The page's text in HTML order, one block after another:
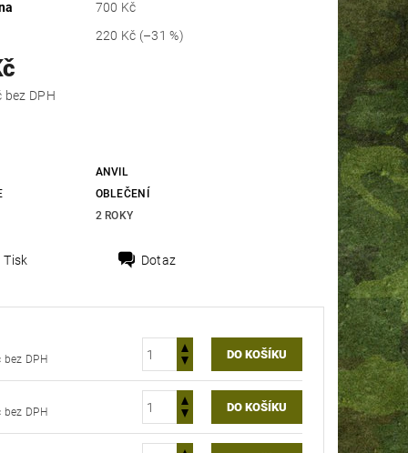
700 Kč
220 Kč (–31 %)
396,69 Kč bez DPH
ANVIL
OBLEČENÍ
2 ROKY
Tisk Dotaz
396,69 Kč bez DPH
396,69 Kč bez DPH